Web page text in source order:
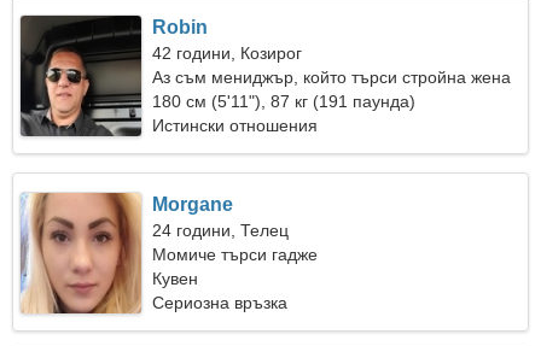
Robin
42 години, Козирог
Аз съм мениджър, който търси стройна жена
180 см (5'11"), 87 кг (191 паунда)
Истински отношения
Morgane
24 години, Телец
Момиче търси гадже
Кувен
Сериозна връзка